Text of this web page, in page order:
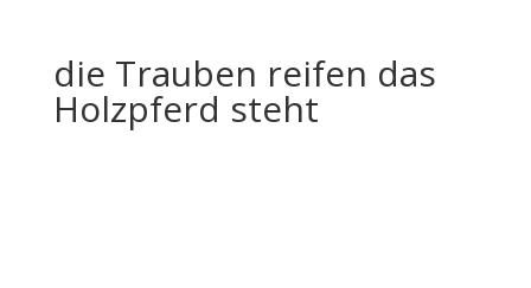
die Trauben reifen das
Holzpferd steht